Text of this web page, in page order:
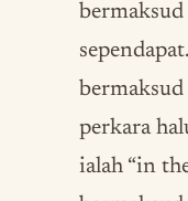
perkara
ialah “in